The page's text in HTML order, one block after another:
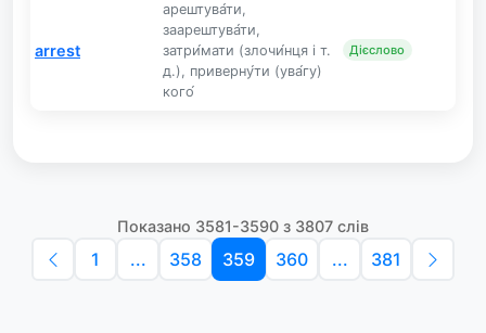
arrest
арештува́ти,
заарештува́ти,
затри́мати (злочи́нця і т.
д.), приверну́ти (ува́гу)
кого́
Дієслово
Показано 3581-3590 з 3807 слів
1 ... 358 359 360 ... 381